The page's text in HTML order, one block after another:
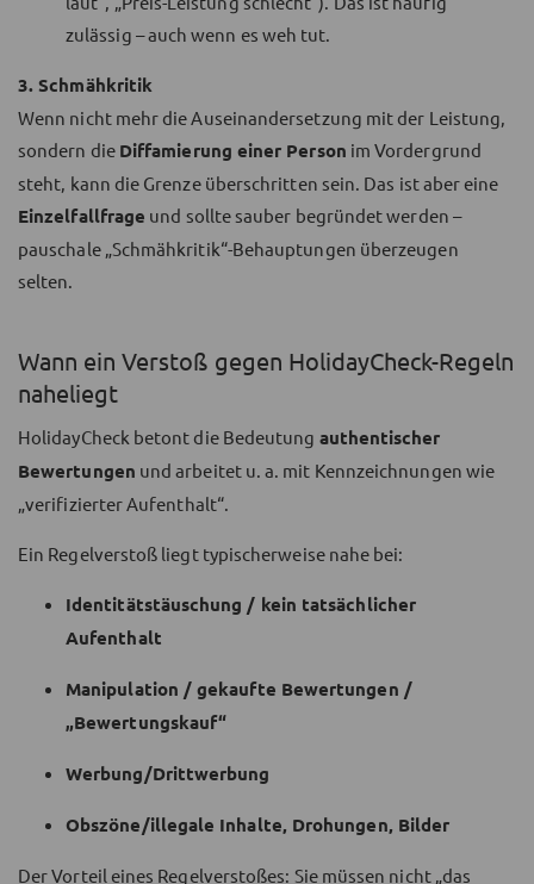
zulässig – auch wenn es weh tut.
3. Schmähkritik
Wenn nicht mehr die Auseinandersetzung mit der Leistung,
sondern die Diffamierung einer Person im Vordergrund
steht, kann die Grenze überschritten sein. Das ist aber eine
Einzelfallfrage und sollte sauber begründet werden –
pauschale „Schmähkritik“-Behauptungen überzeugen
selten.
Wann ein Verstoß gegen HolidayCheck-Regeln
naheliegt
HolidayCheck betont die Bedeutung authentischer
Bewertungen und arbeitet u. a. mit Kennzeichnungen wie
„verifizierter Aufenthalt“.
Ein Regelverstoß liegt typischerweise nahe bei:
Identitätstäuschung / kein tatsächlicher
Aufenthalt
Manipulation / gekaufte Bewertungen /
„Bewertungskauf“
Werbung/Drittwerbung
Obszöne/illegale Inhalte, Drohungen, Bilder
Der Vorteil eines Regelverstoßes: Sie müssen nicht „das